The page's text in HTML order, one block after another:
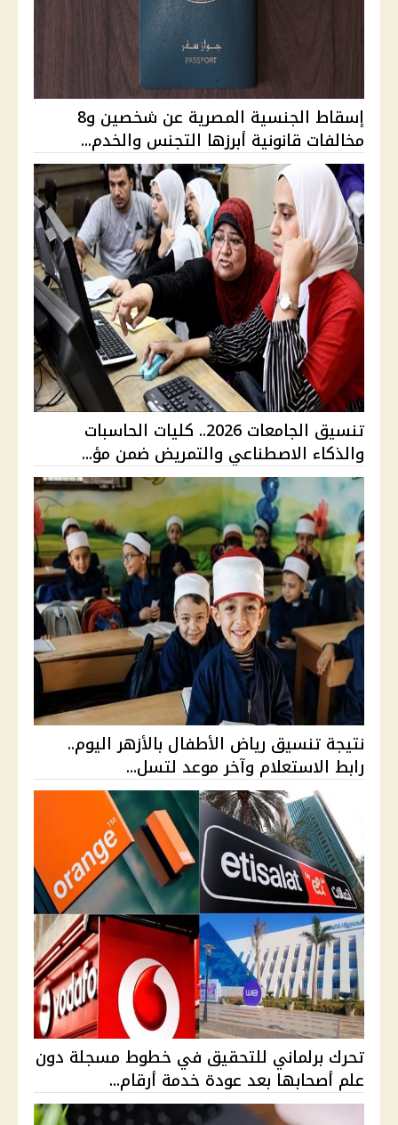
إسقاط الجنسية المصرية عن شخصين و8
مخالفات قانونية أبرزها التجنس والخدم...
تنسيق الجامعات 2026.. كليات الحاسبات
والذكاء الاصطناعي والتمريض ضمن مؤ...
نتيجة تنسيق رياض الأطفال بالأزهر اليوم..
رابط الاستعلام وآخر موعد لتسل...
تحرك برلماني للتحقيق في خطوط مسجلة دون
علم أصحابها بعد عودة خدمة أرقام...